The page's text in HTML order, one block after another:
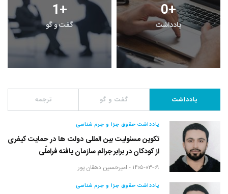
1+
گفت و گو
0+
یادداشت
یادداشت گفت و گو ترجمه
یادداشت حقوق جزا و جرم شناسی
تکوین مسئولیت بین المللی دولت ها در حمایت کیفری
از کودکان در برابر جرائم سازمان یافته فراملّی
۱۴۰۵-۰۳-۰۹ - امیرحسین دهقان پور
یادداشت حقوق جزا و جرم شناسی